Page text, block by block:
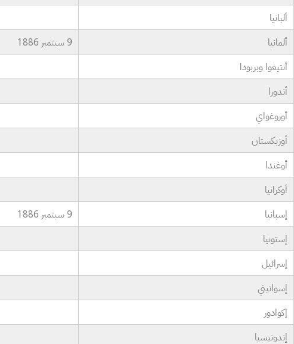
ألبانيا
ألمانيا
9 سبتمبر 1886
أنتيغوا وبربودا
أندورا
أوروغواي
أوزبكستان
أوغندا
أوكرانيا
إسبانيا
9 سبتمبر 1886
إستونيا
إسرائيل
إسواتيني
إكوادور
إندونيسيا